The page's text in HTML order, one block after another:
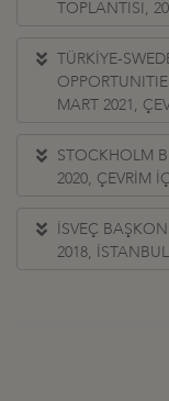
TOPLANTISI,
TÜRKİYE-
MART 2021,
STOCKHOLM
2020, ÇEVRİM
İSVEÇ
2018, İSTANBUL